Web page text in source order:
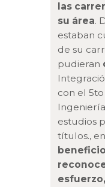
las
su área.
estaban
de su
pudieran
con el
Ingeniería
estudios
títulos.,